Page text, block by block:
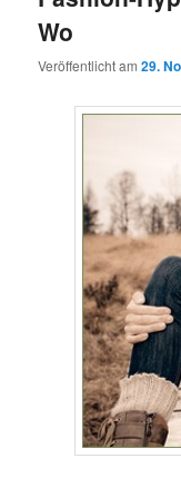
Wo
Veröffentlicht am29.